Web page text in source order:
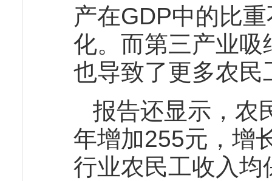
产在GDP中的比
化。而第三产业
也导致了更多农民
报告还显示，农
年增加255元，增
行业农民工收入